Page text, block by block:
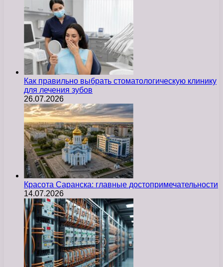
Как правильно выбрать стоматологическую клинику
для лечения зубов
26.07.2026
Красота Саранска: главные достопримечательности
14.07.2026